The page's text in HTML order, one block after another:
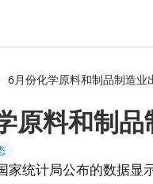
6月份化学原料和制品制造业
原料和制
家统计局公布的数据显